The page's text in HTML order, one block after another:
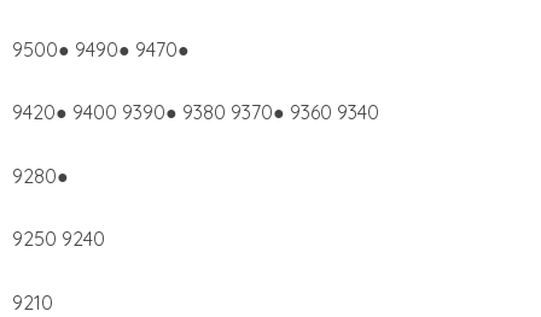
9500● 9490● 9470●
9420● 9400 9390● 9380 9370● 9360 9340
9280●
9250 9240
9210